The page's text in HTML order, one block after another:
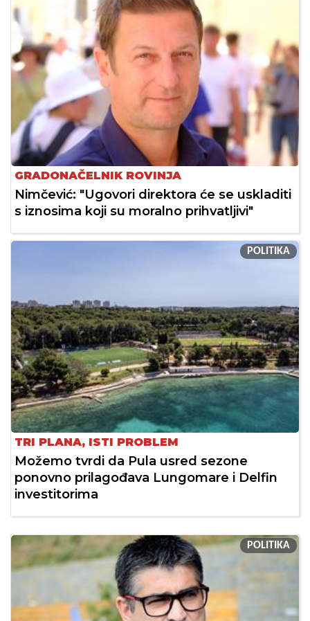
GRADONAČELNIK ROVINJA
Nimčević: "Ugovori direktora će se uskladiti
s iznosima koji su moralno prihvatljivi"
POLITIKA
TRI PLANA, ISTI PROBLEM
Možemo tvrdi da Pula usred sezone
ponovno prilagođava Lungomare i Delfin
investitorima
POLITIKA